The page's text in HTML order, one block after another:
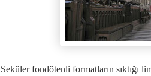
Seküler fondötenli formatların sıktığı